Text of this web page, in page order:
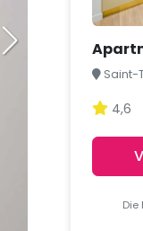
Saint-
4,6
Die